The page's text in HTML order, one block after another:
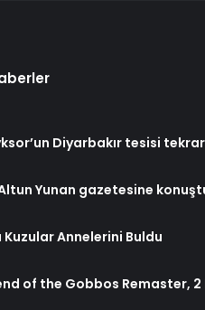
Diyarbakır tesisi tekrar
Yunan gazetesine
Kuzular Annelerini Buldu
of the Gobbos Remaster, 2